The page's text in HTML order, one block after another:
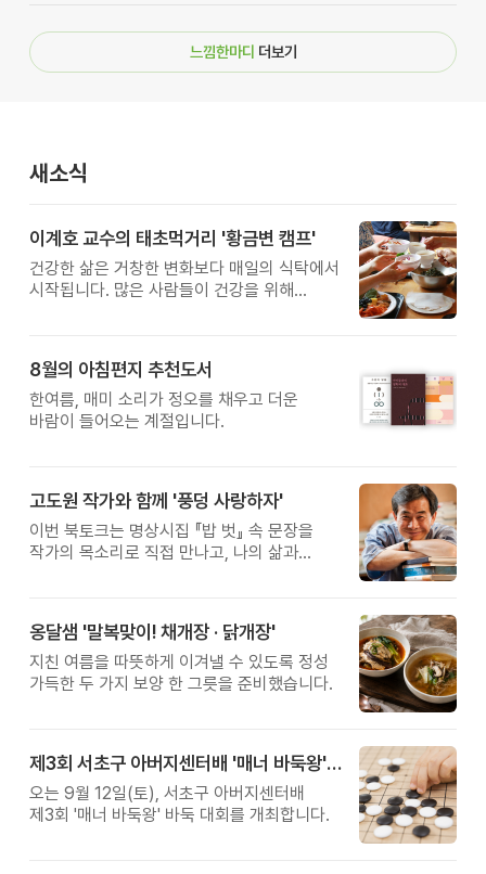
느낌한마디 더보기
새소식
이계호 교수의 태초먹거리 '황금변 캠프'
건강한 삶은 거창한 변화보다 매일의 식탁에서
시작됩니다. 많은 사람들이 건강을 위해
받은 이계호 교수와 함께하는 태초먹거리
황금변 캠프
8월의 아침편지 추천도서
한여름, 매미 소리가 정오를 채우고 더운
바람이 들어오는 계절입니다.
고도원 작가와 함께 '풍덩 사랑하자'
이번 북토크는 명상시집 『밥 벗』 속 문장을
작가의 목소리로 직접 만나고, 나의 삶과
옹달샘 '말복맞이! 채개장 · 닭개장'
지친 여름을 따뜻하게 이겨낼 수 있도록 정성
가득한 두 가지 보양 한 그릇을 준비했습니다.
제3회 서초구 아버지센터배 '매너 바둑왕' 대회
오는 9월 12일(토), 서초구 아버지센터배
제3회 '매너 바둑왕' 바둑 대회를 개최합니다.